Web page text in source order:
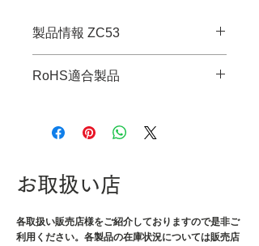
製品情報 ZC53
・サイズ：L
・表面抵抗値：1×10⁶～10⁸Ω
・材質：本体/ナイロン(75%)&ア
クリル(25%)、コーティング/ポリ
ウレタン
RoHS適合製品
お取扱い店
各取扱い販売店様をご紹介しておりますので是非ご
利用ください。各製品の在庫状況については販売店